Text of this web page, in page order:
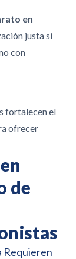
en
justa si
con
fortalecen el
ofrecer
de
Requieren